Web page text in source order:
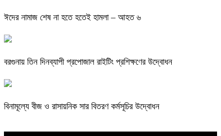
ঈদের নামাজ শেষ না হতে হতেই হামলা – আহত ৬
বরগুনায় তিন দিনব্যাপী প্রপোজাল রাইটিং প্রশিক্ষণের উদ্বোধন
বিনামূল্যে বীজ ও রাসায়নিক সার বিতরণ কর্মসূচির উদ্বোধন